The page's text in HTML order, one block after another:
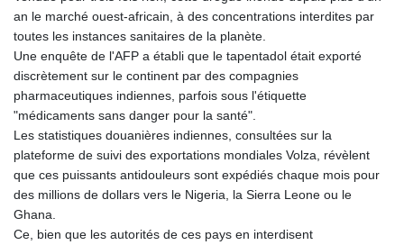
an le marché ouest-africain, à des concentrations interdites par
toutes les instances sanitaires de la planète.
Une enquête de l'AFP a établi que le tapentadol était exporté
discrètement sur le continent par des compagnies
pharmaceutiques indiennes, parfois sous l'étiquette
"médicaments sans danger pour la santé".
Les statistiques douanières indiennes, consultées sur la
plateforme de suivi des exportations mondiales Volza, révèlent
que ces puissants antidouleurs sont expédiés chaque mois pour
des millions de dollars vers le Nigeria, la Sierra Leone ou le
Ghana.
Ce, bien que les autorités de ces pays en interdisent